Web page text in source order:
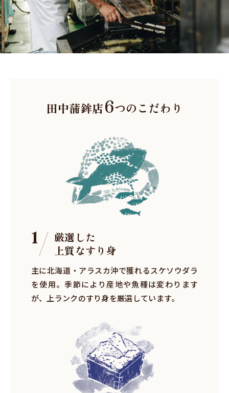
田中蒲鉾店6つのこだわり
1
厳選した
上質なすり身
主に北海道・アラスカ沖で獲れるスケソウダラ
を使用。季節により産地や魚種は変わります
が、上ランクのすり身を厳選しています。